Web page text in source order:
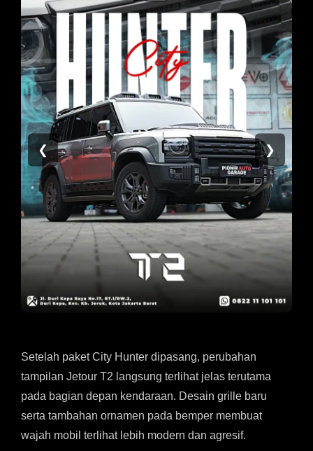
❮ ❯
Setelah paket City Hunter dipasang, perubahan
tampilan Jetour T2 langsung terlihat jelas terutama
pada bagian depan kendaraan. Desain grille baru
serta tambahan ornamen pada bemper membuat
wajah mobil terlihat lebih modern dan agresif.